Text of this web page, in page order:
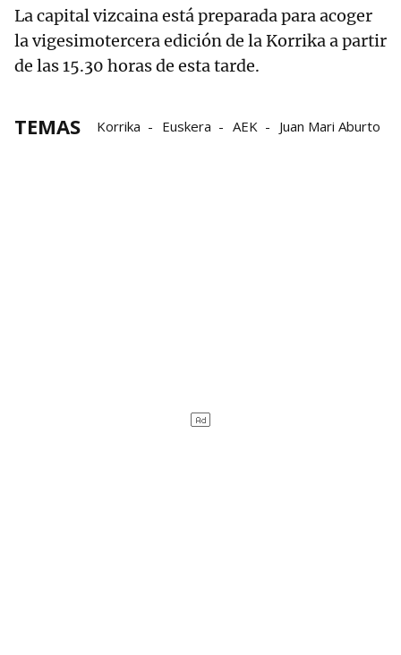
La capital vizcaina está preparada para acoger
la vigesimotercera edición de la Korrika a partir
de las 15.30 horas de esta tarde.
TEMAS Korrika Euskera AEK Juan Mari Aburto